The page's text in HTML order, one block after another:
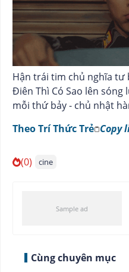
Hận trái tim chủ nghĩa tư
Điên Thì Có Sao lên sóng
mỗi thứ bảy - chủ nhật
TheoTrí Thức Trẻ Copy
(0) cine
Cùng chuyên mục